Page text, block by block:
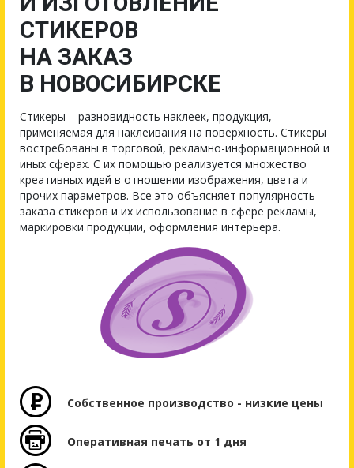
СТИКЕРОВ
НА ЗАКАЗ
В НОВОСИБИРСКЕ
Стикеры – разновидность наклеек, продукция,
применяемая для наклеивания на поверхность. Стикеры
востребованы в торговой, рекламно-информационной и
иных сферах. С их помощью реализуется множество
креативных идей в отношении изображения, цвета и
прочих параметров. Все это объясняет популярность
заказа стикеров и их использование в сфере рекламы,
маркировки продукции, оформления интерьера.
Собственное производство - низкие цены
Оперативная печать от 1 дня